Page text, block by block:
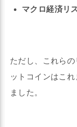
マクロ経済リ
ただし、これらの
ットコインはこ
ました。